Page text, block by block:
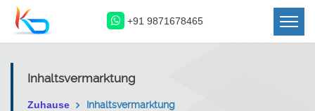
+91 9871678465
Inhaltsvermarktung
Zuhause Inhaltsvermarktung